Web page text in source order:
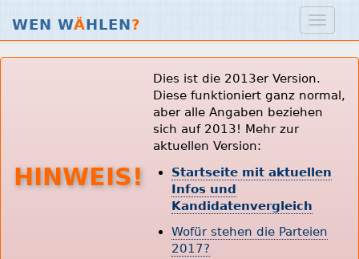
WEN WÄHLEN?
HINWEIS!
Dies ist die 2013er Version.
Diese funktioniert ganz normal,
aber alle Angaben beziehen
sich auf 2013! Mehr zur
aktuellen Version:
Startseite mit aktuellen
Infos und
Kandidatenvergleich
Wofür stehen die Parteien
2017?